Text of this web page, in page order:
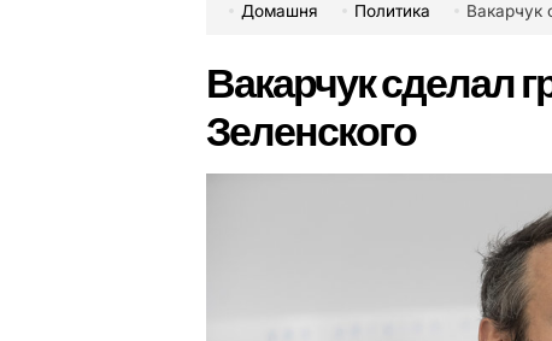
Домашня Политика Вакарчук
Вакарчук сделал
Зеленского